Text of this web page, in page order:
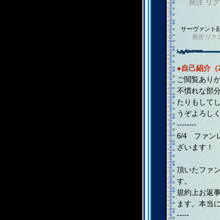
発注 リ
サーヴァント
発注 リク
●自己紹介（
ご閲覧あり
不慣れな部
たりもして
うぞよろし
--------
6/4 ファン
ざいます！
頂いたファ
す。
規約上お返
ます。本当
-----